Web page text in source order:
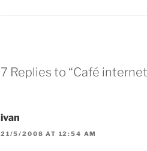
7 Replies to “Café
ivan
21/5/2008 AT 12:54 AM